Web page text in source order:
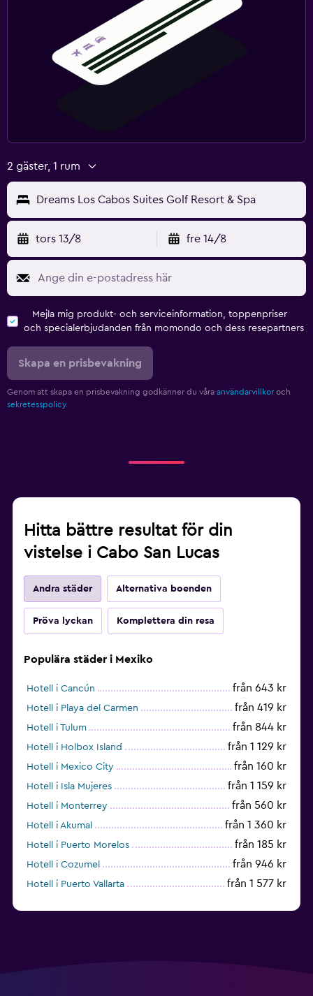
Tvättstuga
Strykservice
Säkerhetsvakt dygnet runt
Förstahjälpenlåda
Kassaskåp
Fitness
Träningslokal
Tennis
Parkering och transport
Arbetsyta
2 gäster, 1 rum
Dreams Los Cabos Suites Golf Resort & Spa
tors 13/8 fre 14/8
Mejla mig produkt- och serviceinformation, toppenpriser
och specialerbjudanden från momondo och dess resepartners
Skapa en prisbevakning
Genom att skapa en prisbevakning godkänner du våra användarvillkor och
sekretesspolicy.
Hitta bättre resultat för din
vistelse i Cabo San Lucas
Andra städer Alternativa boenden
Pröva lyckan Komplettera din resa
Populära städer i Mexiko
Hotell i Cancún från 643 kr
Hotell i Playa del Carmen från 419 kr
Hotell i Tulum från 844 kr
Hotell i Holbox Island från 1 129 kr
Hotell i Mexico City från 160 kr
Hotell i Isla Mujeres från 1 159 kr
Hotell i Monterrey från 560 kr
Hotell i Akumal från 1 360 kr
Hotell i Puerto Morelos från 185 kr
Hotell i Cozumel från 946 kr
Hotell i Puerto Vallarta från 1 577 kr